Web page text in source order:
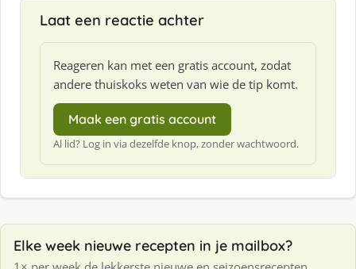
Laat een reactie achter
Reageren kan met een gratis account, zodat
andere thuiskoks weten van wie de tip komt.
Maak een gratis account
Al lid? Log in via dezelfde knop, zonder wachtwoord.
Elke week nieuwe recepten in je mailbox?